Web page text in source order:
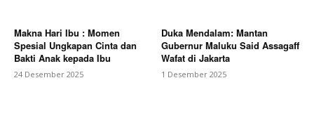
Makna Hari Ibu : Momen
Spesial Ungkapan Cinta dan
Bakti Anak kepada Ibu
24 Desember 2025
Duka Mendalam: Mantan
Gubernur Maluku Said Assagaff
Wafat di Jakarta
1 Desember 2025